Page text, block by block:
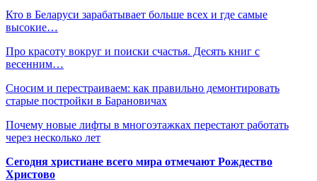
Кто в Беларуси зарабатывает больше всех и где самые
высокие…
Про красоту вокруг и поиски счастья. Десять книг с
весенним…
Сносим и перестраиваем: как правильно демонтировать
старые постройки в Барановичах
Почему новые лифты в многоэтажках перестают работать
через несколько лет
Сегодня христиане всего мира отмечают Рождество
Христово